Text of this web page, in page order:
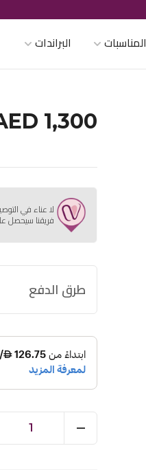
المناسبات البراندات
1,300
لا عناء في
فريقنا سيحصل
طرق الدفع
1